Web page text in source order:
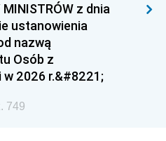
MINISTRÓW z dnia
ustanowienia
nazwą
Osób z
2026 r.&#8221;
749